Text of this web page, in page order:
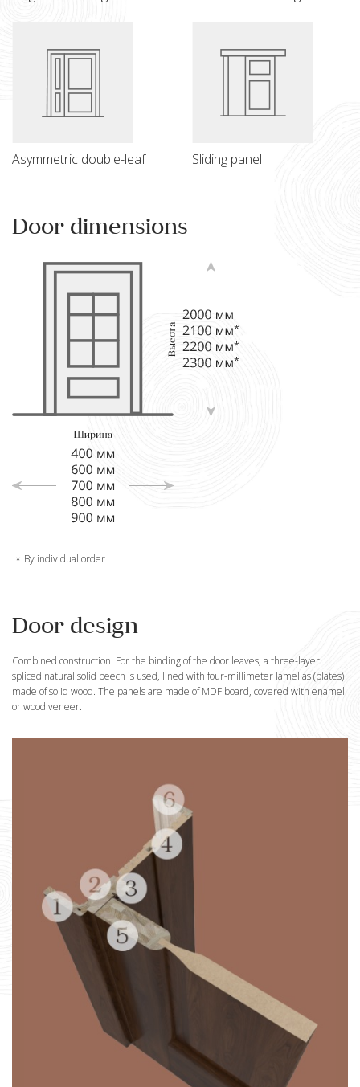
Asymmetric double-leaf Sliding panel
Door dimensions
By individual order
Door design
Combined construction. For the binding of the door leaves, a three-layer
spliced natural solid beech is used, lined with four-millimeter lamellas (plates)
made of solid wood. The panels are made of MDF board, covered with enamel
or wood veneer.